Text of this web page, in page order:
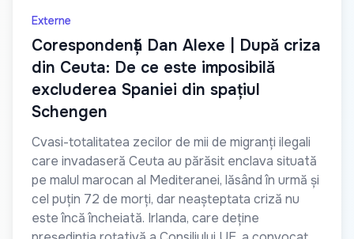
Externe
Corespondență Dan Alexe | După criza
din Ceuta: De ce este imposibilă
excluderea Spaniei din spațiul
Schengen
Cvasi-totalitatea zecilor de mii de migranți ilegali
care invadaseră Ceuta au părăsit enclava situată
pe malul marocan al Mediteranei, lăsând în urmă și
cel puțin 72 de morți, dar neașteptata criză nu
este încă încheiată. Irlanda, care deține